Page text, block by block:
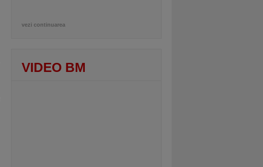
vezi continuarea
VIDEO BM